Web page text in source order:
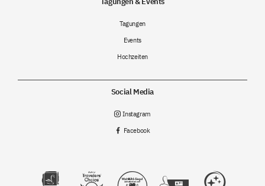
Tagungen
Events
Hochzeiten
Social Media
Instagram
 Facebook